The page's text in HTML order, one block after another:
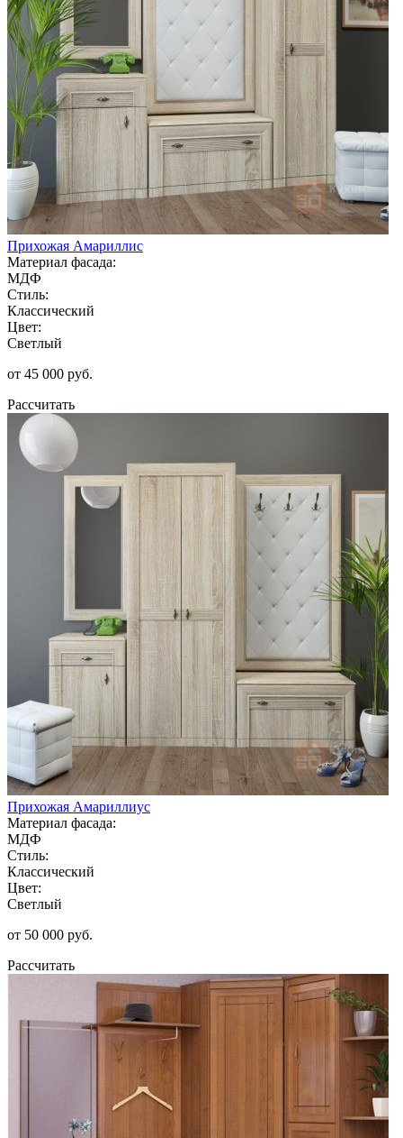
Прихожая Амариллис
Материал фасада:
МДФ
Стиль:
Классический
Цвет:
Светлый
от 45 000 руб.
Рассчитать
Прихожая Амариллиус
Материал фасада:
МДФ
Стиль:
Классический
Цвет:
Светлый
от 50 000 руб.
Рассчитать